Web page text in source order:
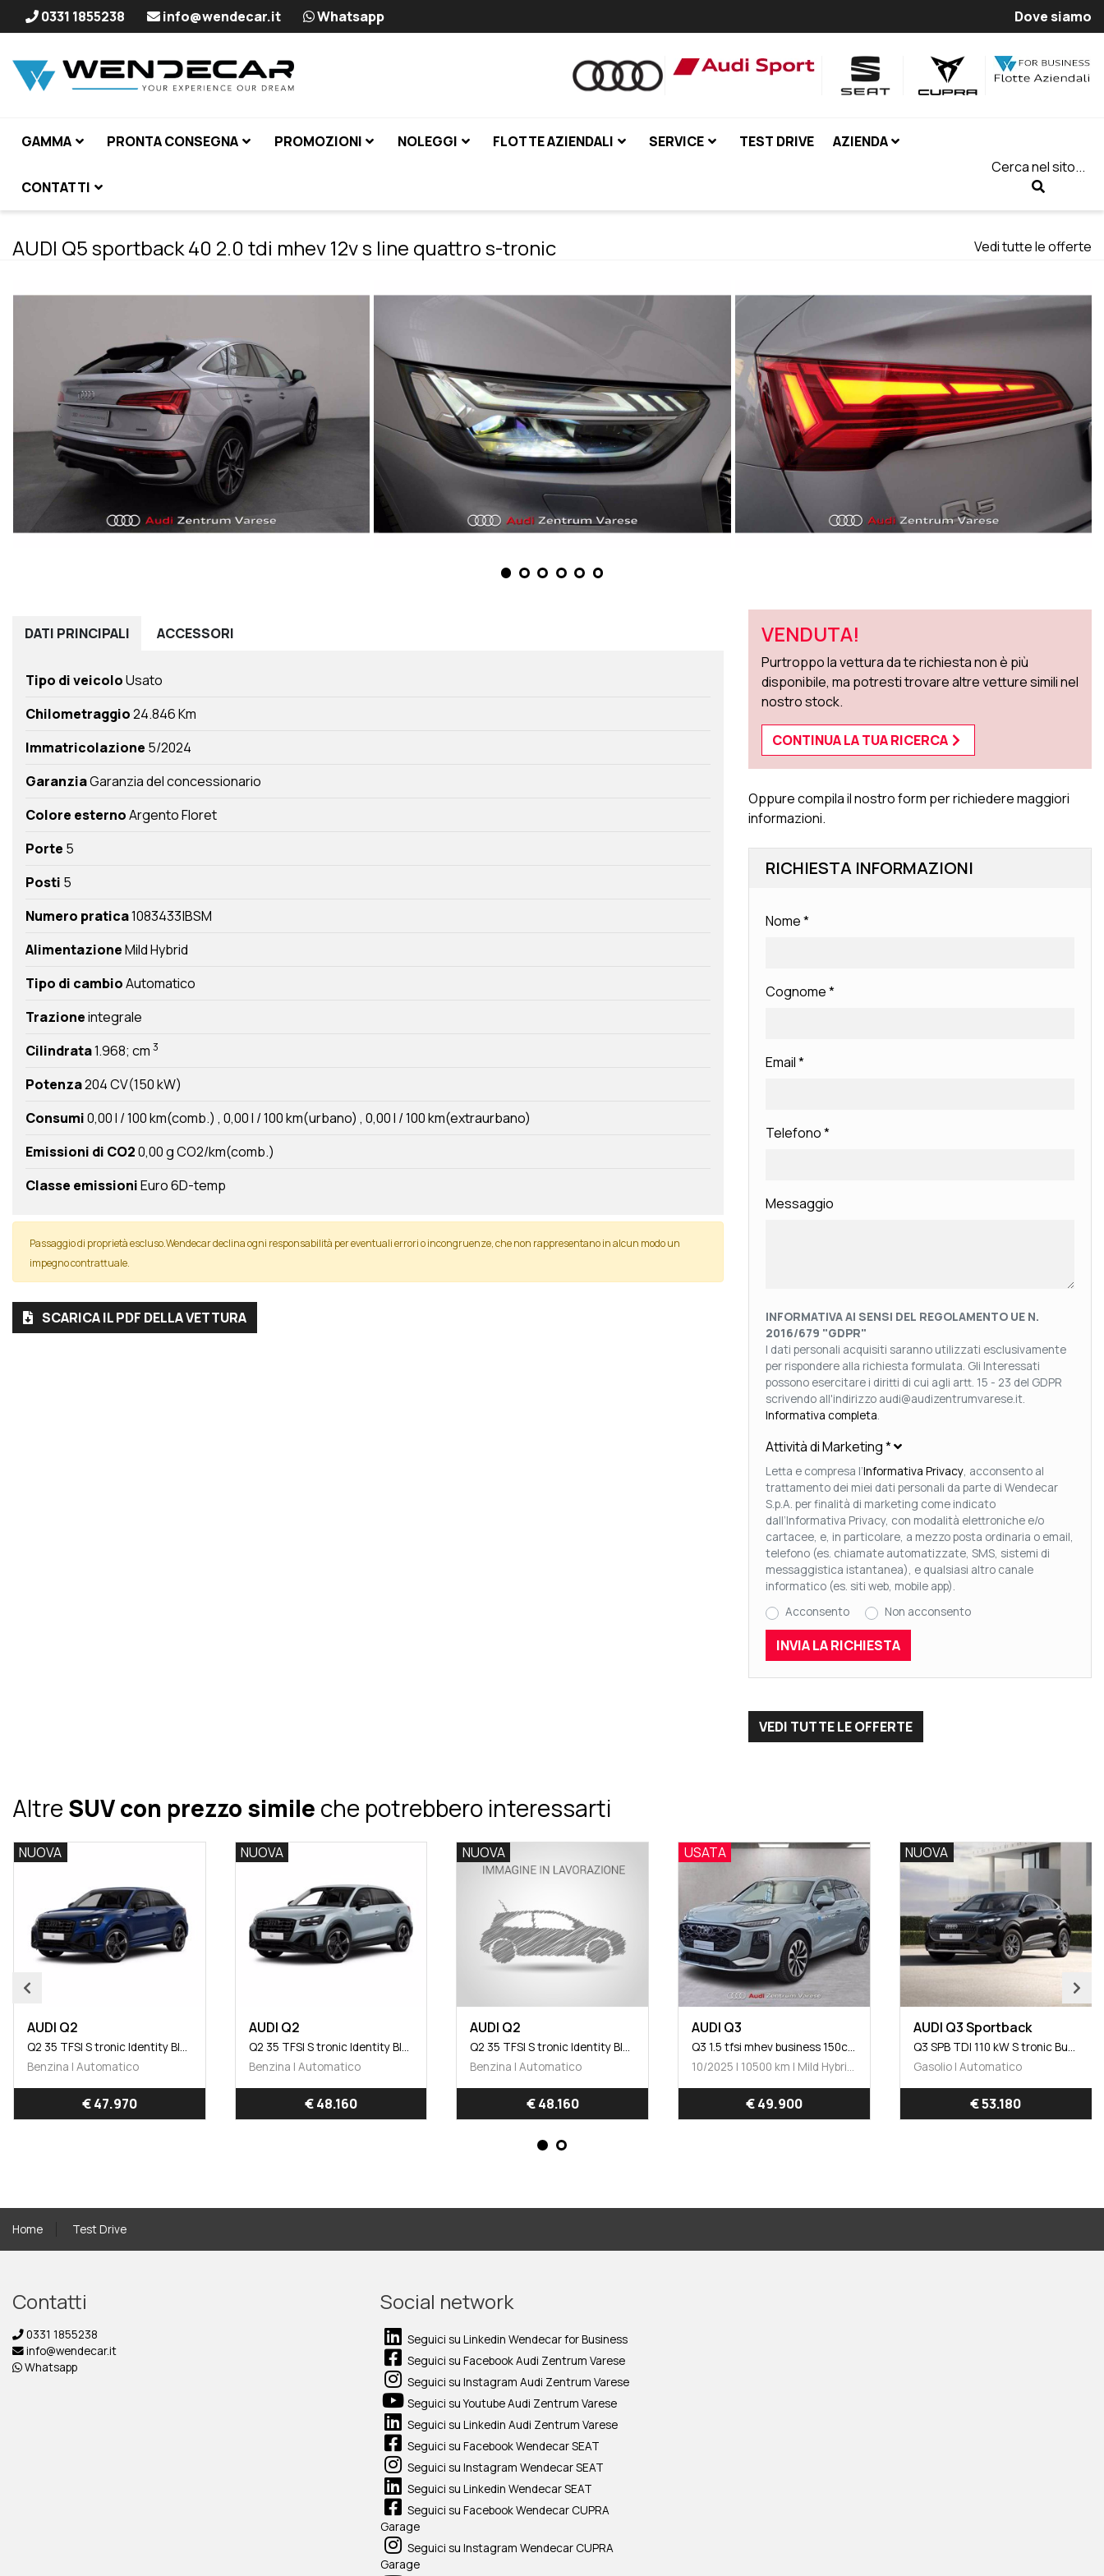
0331 1855238 info@wendecar.it Whatsapp Dove siamo
GAMMA PRONTA CONSEGNA PROMOZIONI NOLEGGI FLOTTE AZIENDALI SERVICE TEST DRIVE AZIENDA
CONTATTI
Cerca nel sito...
AUDI Q5 sportback 40 2.0 tdi mhev 12v s line quattro s-tronic Vedi tutte le offerte
DATI PRINCIPALI ACCESSORI
Tipo di veicoloUsato
Chilometraggio24.846 Km
Immatricolazione 5/2024
GaranziaGaranzia del concessionario
Colore esternoArgento Floret
Porte 5
Posti 5
Numero pratica1083433|BSM
AlimentazioneMild Hybrid
Tipo di cambioAutomatico
Trazioneintegrale
Cilindrata1.968; cm 3
Potenza204 CV(150 kW)
Consumi0,00 l / 100 km(comb.) 0,00 l / 100 km(urbano) 0,00 l / 100 km(extraurbano)
Emissioni di CO20,00 g CO2/km(comb.)
Classe emissioniEuro 6D-temp
Passaggio di proprietà escluso.Wendecar declina ogni responsabilità per eventuali errori o incongruenze, che non rappresentano in alcun modo un
impegno contrattuale.
SCARICA IL PDF DELLA VETTURA
VENDUTA!
Purtroppo la vettura da te richiesta non è più
disponibile, ma potresti trovare altre vetture simili nel
nostro stock.
CONTINUA LA TUA RICERCA
Oppure compila il nostro form per richiedere maggiori
informazioni.
RICHIESTA INFORMAZIONI
Nome*
Cognome*
Email*
Telefono*
Messaggio
INFORMATIVA AI SENSI DEL REGOLAMENTO UE N.
2016/679 "GDPR"
I dati personali acquisiti saranno utilizzati esclusivamente
per rispondere alla richiesta formulata. Gli Interessati
possono esercitare i diritti di cui agli artt. 15 - 23 del GDPR
scrivendo all'indirizzo audi@audizentrumvarese.it.
Informativa completa.
Attività di Marketing*
Letta e compresa l’Informativa Privacy, acconsento al
trattamento dei miei dati personali da parte di Wendecar
S.p.A. per finalità di marketing come indicato
dall’Informativa Privacy, con modalità elettroniche e/o
cartacee, e, in particolare, a mezzo posta ordinaria o email,
telefono (es. chiamate automatizzate, SMS, sistemi di
messaggistica istantanea), e qualsiasi altro canale
informatico (es. siti web, mobile app).
Acconsento
Non acconsento
VEDI TUTTE LE OFFERTE
AltreSUV con prezzo simile che potrebbero interessarti
NUOVA
AUDI Q2
Q2 35 TFSI S tronic Identity Black
Benzina | Automatico
€ 47.970
NUOVA
AUDI Q2
Q2 35 TFSI S tronic Identity Black
Benzina | Automatico
€ 48.160
NUOVA
AUDI Q2
Q2 35 TFSI S tronic Identity Black
Benzina | Automatico
€ 48.160
USATA
AUDI Q3
Q3 1.5 tfsi mhev business 150cv s-tronic
10/2025 | 10500 km | Mild Hybrid | Automatico
€ 49.900
NUOVA
AUDI Q3 Sportback
Q3 SPB TDI 110 kW S tronic Business Advanced
Gasolio | Automatico
€ 53.180
Home Test Drive
Contatti
0331 1855238
info@wendecar.it
Whatsapp
Social network
Seguici su Linkedin Wendecar for Business
Seguici su Facebook Audi Zentrum Varese
Seguici su Instagram Audi Zentrum Varese
Seguici su Youtube Audi Zentrum Varese
Seguici su Linkedin Audi Zentrum Varese
Seguici su Facebook Wendecar SEAT
Seguici su Instagram Wendecar SEAT
Seguici su Linkedin Wendecar SEAT
Seguici su Facebook Wendecar CUPRA
Garage
Seguici su Instagram Wendecar CUPRA
Garage